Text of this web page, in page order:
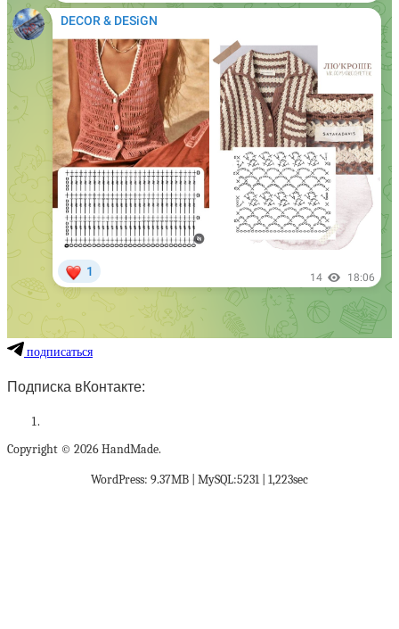
подписаться
Подписка вКонтакте:
Copyright © 2026 HandMade.
WordPress: 9.37MB | MySQL:5231 | 1,223sec